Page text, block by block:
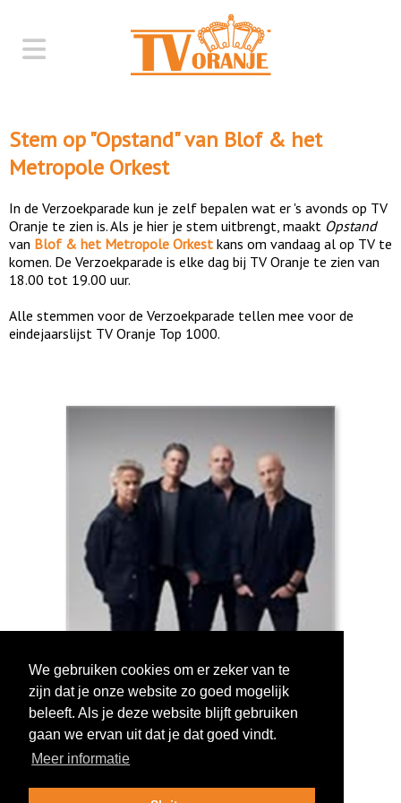
Stem op "Opstand" van Blof & het
Metropole Orkest
In de Verzoekparade kun je zelf bepalen wat er 's avonds op TV
Oranje te zien is. Als je hier je stem uitbrengt, maakt Opstand
van Blof & het Metropole Orkest kans om vandaag al op TV te
komen. De Verzoekparade is elke dag bij TV Oranje te zien van
18.00 tot 19.00 uur.
Alle stemmen voor de Verzoekparade tellen mee voor de
eindejaarslijst TV Oranje Top 1000.
Log in om te stemmen!
We gebruiken cookies om er zeker van te
zijn dat je onze website zo goed mogelijk
beleeft. Als je deze website blijft gebruiken
gaan we ervan uit dat je dat goed vindt.
Meer informatie